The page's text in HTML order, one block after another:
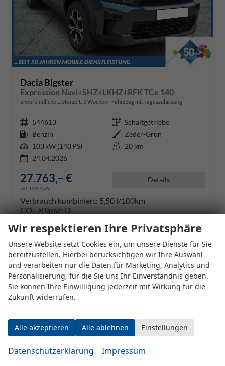
Dacia Bigster
Expression Navi+SHZ+LKHZ+RFK TCe 140
unverbindliche Lieferzeit: 3 Wochen Fahrzeug mit Tageszulassung
Fahrzeugnr. 544613 Getriebe Schaltgetriebe
Kraftstoff Benzin Außenfarbe Zeder-Grün
Leistung 103 kW (140 PS) Kilometerstand 20 km
24.04.2026
27.763,– €
incl. 19% MwSt.
Details
Verbrauch kombiniert: 5,50 l/100km
CO2-Klasse: D
Datensätze pro Seite:
10 20 50 100 250
Seite:
Seiten:
1 2 3 4 ...
Wir respektieren Ihre Privatsphäre
Unsere Website setzt Cookies ein, um unsere Dienste für Sie
bereitzustellen. Hierbei berücksichtigen wir Ihre Auswahl
und verarbeiten nur die Daten für Marketing, Analytics und
Personalisierung, für die Sie uns Ihr Einverständnis geben.
Sie können Ihre Einwilligung jederzeit mit Wirkung für die
Zukunft widerrufen.
Alle akzeptieren Alle ablehnen Einstellungen
Datenschutzerklärung Impressum